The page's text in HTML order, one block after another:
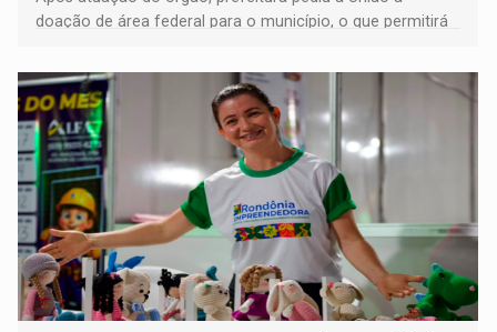
doação de área federal para o município, o que permitirá